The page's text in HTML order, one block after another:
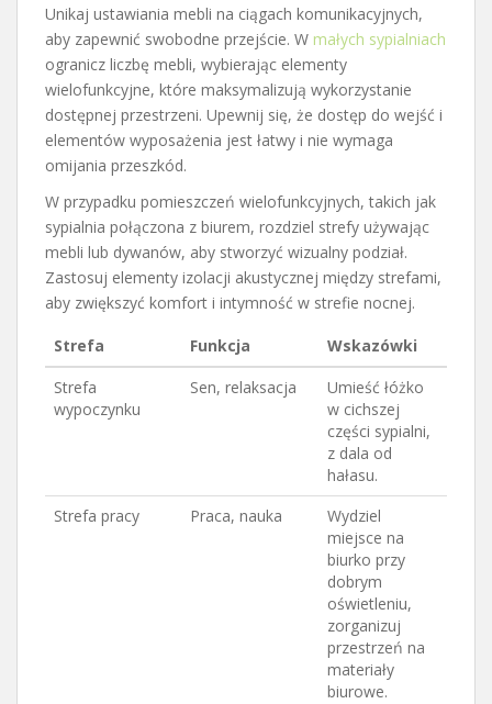
Unikaj ustawiania mebli na ciągach komunikacyjnych,
aby zapewnić swobodne przejście. W małych sypialniach
ogranicz liczbę mebli, wybierając elementy
wielofunkcyjne, które maksymalizują wykorzystanie
dostępnej przestrzeni. Upewnij się, że dostęp do wejść i
elementów wyposażenia jest łatwy i nie wymaga
omijania przeszkód.
W przypadku pomieszczeń wielofunkcyjnych, takich jak
sypialnia połączona z biurem, rozdziel strefy używając
mebli lub dywanów, aby stworzyć wizualny podział.
Zastosuj elementy izolacji akustycznej między strefami,
aby zwiększyć komfort i intymność w strefie nocnej.
Strefa Funkcja
Wskazówki
Strefa
wypoczynku
Sen, relaksacja
Umieść łóżko
w cichszej
części sypialni,
z dala od
hałasu.
Strefa pracy
Praca, nauka
Wydziel
miejsce na
biurko przy
dobrym
oświetleniu,
zorganizuj
przestrzeń na
materiały
biurowe.